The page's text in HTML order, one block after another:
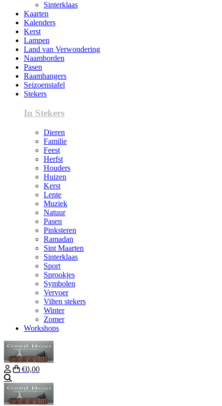
Sinterklaas
Kaarten
Kalenders
Kerst
Lampen
Land van Verwondering
Naamborden
Pasen
Raamhangers
Seizoenstafel
Stekers
In Stekers
Dieren
Familie
Feest
Herfst
Houders
Huizen
Kerst
Lente
Muziek
Natuur
Pasen
Pinksteren
Ramadan
Sint Maarten
Sinterklaas
Sport
Sprookjes
Symbolen
Vervoer
Vilten stekers
Winter
Zomer
Workshops
€0,00